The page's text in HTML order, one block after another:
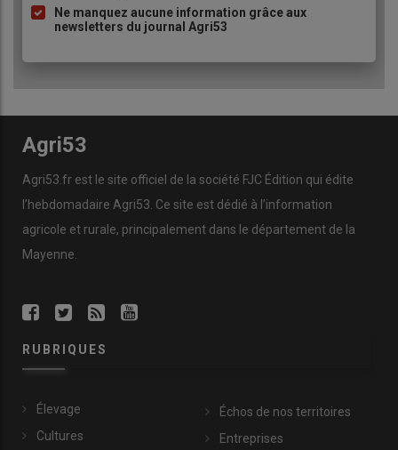
Ne manquez aucune information grâce aux
newsletters du journal Agri53
Agri53
Agri53.fr est le site officiel de la société FJC Édition qui édite
l’hebdomadaire Agri53. Ce site est dédié à l’information
agricole et rurale, principalement dans le département de la
Mayenne.
RUBRIQUES
Élevage
Cultures
Échos de nos territoires
Entreprises